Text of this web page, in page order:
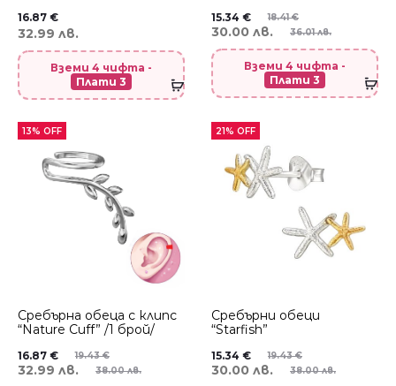
16.87 €
32.99 лв.
Вземи 4 чифта -
Плати 3
18.41€
15.34 €
36.01 лв.
30.00 лв.
Вземи 4 чифта -
Плати 3
13% OFF
Сребърнa oбеца с клипс
“Nature Cuff” /1 брой/
19.43€
16.87 €
38.00 лв.
32.99 лв.
21% OFF
Сребърни обеци
“Starfish”
19.43€
15.34 €
38.00 лв.
30.00 лв.